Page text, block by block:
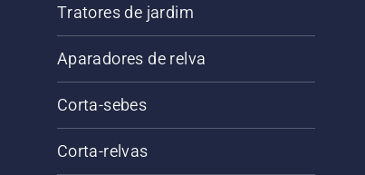
Tratores de jardim
Aparadores de relva
Corta-sebes
Corta-relvas